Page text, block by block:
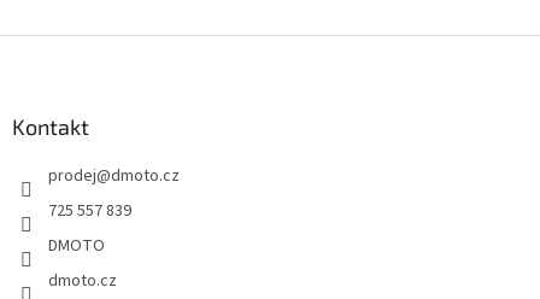
Kontakt
prodej@dmoto.cz
725 557 839
DMOTO
dmoto.cz